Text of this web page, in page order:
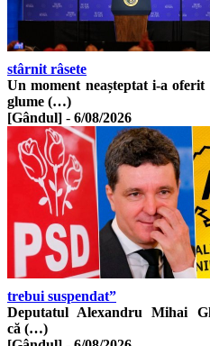
stârnit râsete
Un moment neașteptat i-a
glume (…)
[Gândul] - 6/08/2026
trebui suspendat”
Deputatul Alexandru Mihai
că (…)